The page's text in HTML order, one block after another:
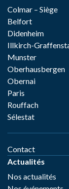
Colmar – Siège
Belfort
Didenheim
Illkirch-
Munster
Oberhausbergen
Obernai
Paris
Rouffach
Sélestat
Contact
Actualités
Nos actualités